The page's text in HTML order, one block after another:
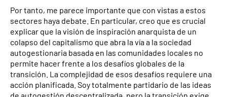
Por tanto, me parece importante que con vistas a estos
sectores haya debate. En particular, creo que es crucial
explicar que la visión de inspiración anarquista de un
colapso del capitalismo que abra la vía a la sociedad
autogestionaria basada en las comunidades locales no
permite hacer frente a los desafíos globales de la
transición. La complejidad de esos desafíos requiere una
acción planificada. Soy totalmente partidario de las ideas